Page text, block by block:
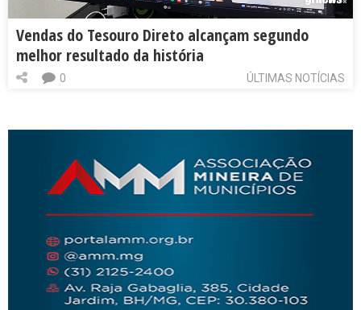
Vendas do Tesouro Direto alcançam segundo
melhor resultado da história
ÚLTIMAS NOTÍCIAS
0